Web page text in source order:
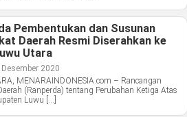
Pembentukan dan Susunan
Daerah Resmi Diserahkan ke
Utara
Desember 2020
MENARAINDONESIA.com – Rancangan
(Ranperda) tentang Perubahan Ketiga Atas
Luwu […]